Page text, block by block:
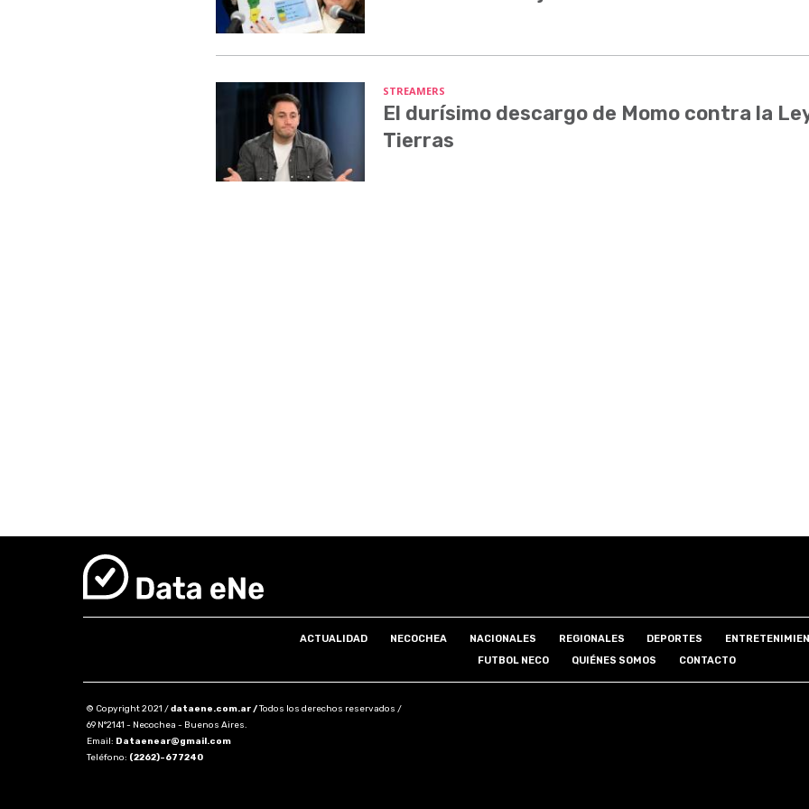
STREAMERS
El durísimo descargo de Momo contra la
Tierras
ACTUALIDAD NECOCHEA NACIONALES REGIONALES DEPORTES
FUTBOL NECO
QUIÉNES SOMOS CONTACTO
© Copyright 2021 /dataene.com.ar /Todos los derechos reservados /
69 N°2141 - Necochea - Buenos Aires.
Email: Dataenear@gmail.com
Teléfono: (2262)-677240